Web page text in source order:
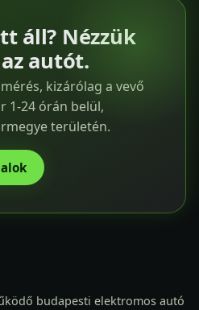
áll? Nézzük
autót.
kizárólag a vevő
1-24 órán belül,
területén.
budapesti elektromos autó